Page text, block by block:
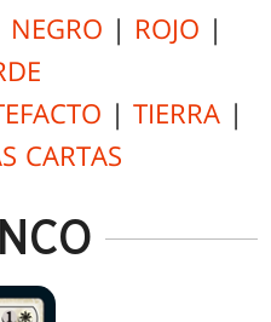
NEGRO | ROJO |
| TIERRA|
CARTAS